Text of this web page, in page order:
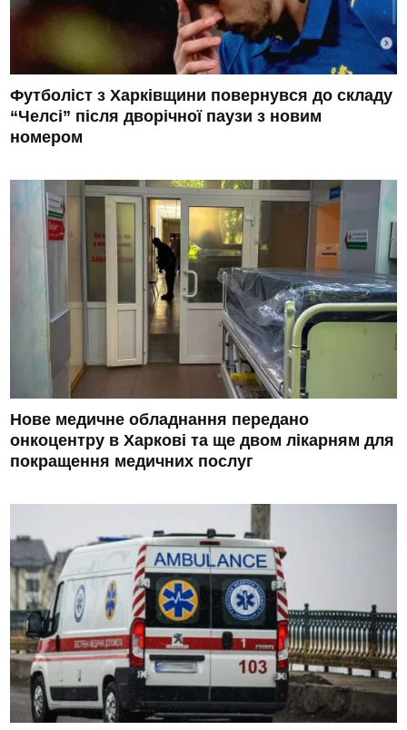
Футболіст з Харківщини повернувся до складу
“Челсі” після дворічної паузи з новим
номером
Нове медичне обладнання передано
онкоцентру в Харкові та ще двом лікарням для
покращення медичних послуг